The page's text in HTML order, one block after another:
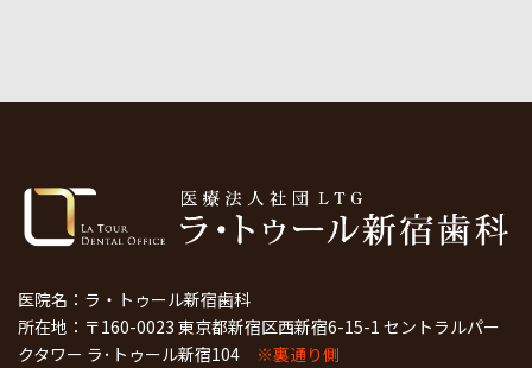
医院名：ラ・トゥール新宿歯科
所在地：〒160-0023 東京都新宿区西新宿6-15-1 セントラルパー
クタワー ラ･トゥール新宿104 ※裏通り側